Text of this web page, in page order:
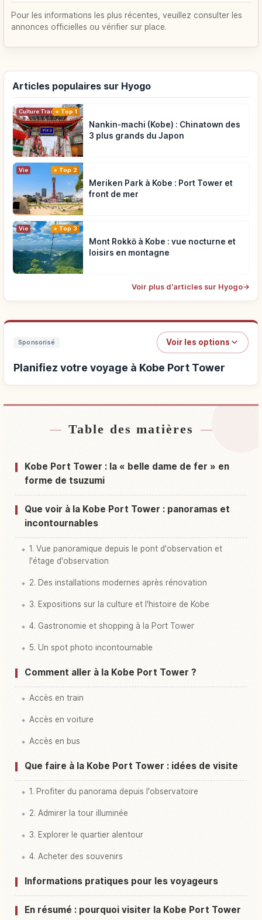
Pour les informations les plus récentes, veuillez consulter les
annonces officielles ou vérifier sur place.
Articles populaires sur Hyogo
Culture Traditionnelle
Top 1
Nankin-machi (Kobe) : Chinatown des
3 plus grands du Japon
Vie Top 2
Meriken Park à Kobe : Port Tower et
front de mer
Vie Top 3
Mont Rokkō à Kobe : vue nocturne et
loisirs en montagne
Voir plus d'articles sur Hyogo→
Sponsorisé Voir les options
Planifiez votre voyage à Kobe Port Tower
Hébergements près de Kobe Port Tower
Activités à Kobe Port Tower↗
Table des matières
Kobe Port Tower : la « belle dame de fer » en
forme de tsuzumi
Que voir à la Kobe Port Tower : panoramas et
incontournables
1. Vue panoramique depuis le pont d'observation et
l'étage d'observation
2. Des installations modernes après rénovation
3. Expositions sur la culture et l'histoire de Kobe
4. Gastronomie et shopping à la Port Tower
5. Un spot photo incontournable
Comment aller à la Kobe Port Tower ?
Accès en train
Accès en voiture
Accès en bus
Que faire à la Kobe Port Tower : idées de visite
1. Profiter du panorama depuis l'observatoire
2. Admirer la tour illuminée
3. Explorer le quartier alentour
4. Acheter des souvenirs
Informations pratiques pour les voyageurs
En résumé : pourquoi visiter la Kobe Port Tower